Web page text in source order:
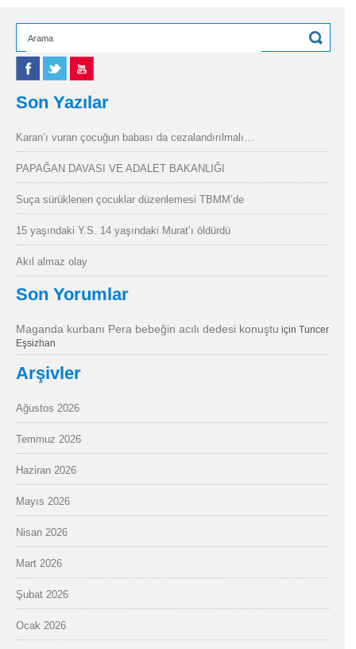
Son Yazılar
Karan’ı vuran çocuğun babası da cezalandırılmalı…
PAPAĞAN DAVASI VE ADALET BAKANLIĞI
Suça sürüklenen çocuklar düzenlemesi TBMM’de
15 yaşındaki Y.S. 14 yaşındaki Murat’ı öldürdü
Akıl almaz olay
Son Yorumlar
Maganda kurbanı Pera bebeğin acılı dedesi konuştu için Tuncer
Eşsizhan
Arşivler
Ağustos 2026
Temmuz 2026
Haziran 2026
Mayıs 2026
Nisan 2026
Mart 2026
Şubat 2026
Ocak 2026